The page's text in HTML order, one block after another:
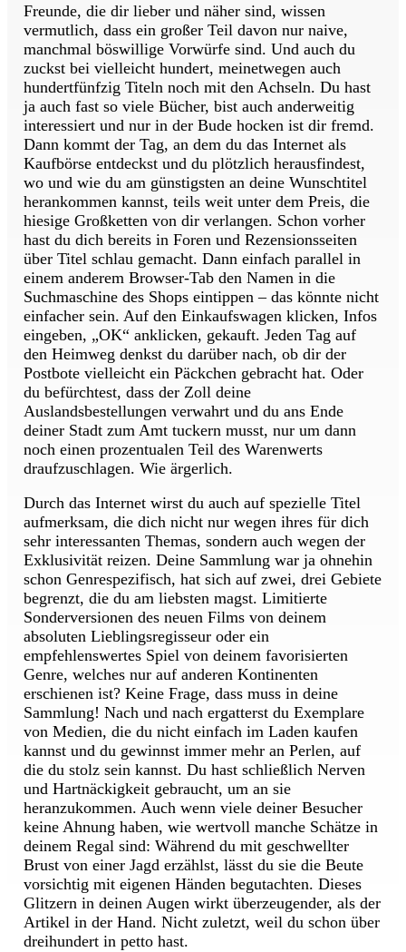
Freunde, die dir lieber und näher sind, wissen
vermutlich, dass ein großer Teil davon nur naive,
manchmal böswillige Vorwürfe sind. Und auch du
zuckst bei vielleicht hundert, meinetwegen auch
hundertfünfzig Titeln noch mit den Achseln. Du hast
ja auch fast so viele Bücher, bist auch anderweitig
interessiert und nur in der Bude hocken ist dir fremd.
Dann kommt der Tag, an dem du das Internet als
Kaufbörse entdeckst und du plötzlich herausfindest,
wo und wie du am günstigsten an deine Wunschtitel
herankommen kannst, teils weit unter dem Preis, die
hiesige Großketten von dir verlangen. Schon vorher
hast du dich bereits in Foren und Rezensionsseiten
über Titel schlau gemacht. Dann einfach parallel in
einem anderem Browser-Tab den Namen in die
Suchmaschine des Shops eintippen – das könnte nicht
einfacher sein. Auf den Einkaufswagen klicken, Infos
eingeben, „OK“ anklicken, gekauft. Jeden Tag auf
den Heimweg denkst du darüber nach, ob dir der
Postbote vielleicht ein Päckchen gebracht hat. Oder
du befürchtest, dass der Zoll deine
Auslandsbestellungen verwahrt und du ans Ende
deiner Stadt zum Amt tuckern musst, nur um dann
noch einen prozentualen Teil des Warenwerts
draufzuschlagen. Wie ärgerlich.
Durch das Internet wirst du auch auf spezielle Titel
aufmerksam, die dich nicht nur wegen ihres für dich
sehr interessanten Themas, sondern auch wegen der
Exklusivität reizen. Deine Sammlung war ja ohnehin
schon Genrespezifisch, hat sich auf zwei, drei Gebiete
begrenzt, die du am liebsten magst. Limitierte
Sonderversionen des neuen Films von deinem
absoluten Lieblingsregisseur oder ein
empfehlenswertes Spiel von deinem favorisierten
Genre, welches nur auf anderen Kontinenten
erschienen ist? Keine Frage, dass muss in deine
Sammlung! Nach und nach ergatterst du Exemplare
von Medien, die du nicht einfach im Laden kaufen
kannst und du gewinnst immer mehr an Perlen, auf
die du stolz sein kannst. Du hast schließlich Nerven
und Hartnäckigkeit gebraucht, um an sie
heranzukommen. Auch wenn viele deiner Besucher
keine Ahnung haben, wie wertvoll manche Schätze in
deinem Regal sind: Während du mit geschwellter
Brust von einer Jagd erzählst, lässt du sie die Beute
vorsichtig mit eigenen Händen begutachten. Dieses
Glitzern in deinen Augen wirkt überzeugender, als der
Artikel in der Hand. Nicht zuletzt, weil du schon über
dreihundert in petto hast.